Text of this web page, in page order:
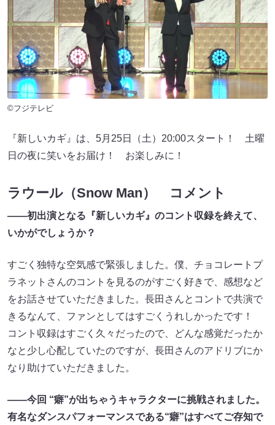
©フジテレビ
『新しいカギ』は、5月25日（土）20:00スタート！ 土曜
日の夜に笑いをお届け！ お楽しみに！
ラウール（Snow Man） コメント
――初出演となる『新しいカギ』のコント収録を終えて、
いかがでしょうか？
すごく独特な空気感で緊張しました。僕、チョコレートプ
ラネットさんのコントを見るのがすごく好きで、感想など
をお話させていただきました。長田さんとコントで共演で
きるなんて、ファンとしてはすごくうれしかったです！
コント収録はすごく久々だったので、どんな感覚だったか
なと少し心配していたのですが、長田さんのアドリブにか
なり助けていただきました。
――今回 “癖”が出ちゃうキャラクターに挑戦されました。
有名なダンスパフォーマンスである“癖”はすべてご存知で